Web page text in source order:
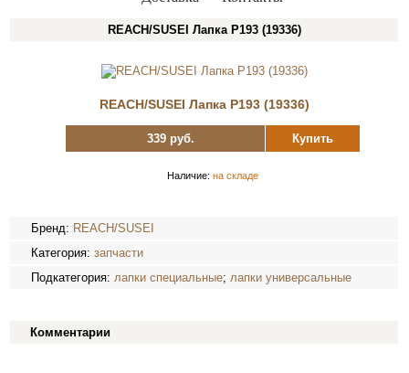
REACH/SUSEI Лапка P193 (19336)
REACH/SUSEI Лапка P193 (19336)
339 руб. Купить
Наличие: на складе
Бренд: REACH/SUSEI
Категория:запчасти
Подкатегория:лапки специальные;лапки универсальные
Комментарии